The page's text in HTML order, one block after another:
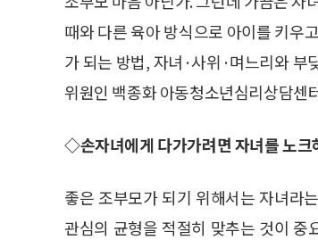
때와 다른 육아 방식으로 아이를 키우
가 되는 방법, 자녀·사위·며느리와 부
위원인 백종화 아동청소년심리상담센
◇손자녀에게 다가가려면 자녀를 노크
좋은 조부모가 되기 위해서는 자녀라
관심의 균형을 적절히 맞추는 것이 중